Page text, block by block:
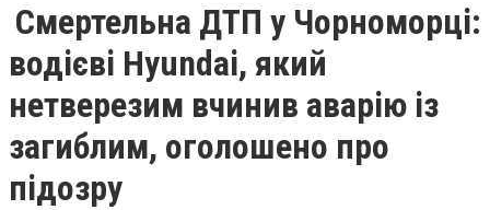
Смертельна ДТП у Чорноморці:
водієві Hyundai, який
нетверезим вчинив аварію із
загиблим, оголошено про
підозру